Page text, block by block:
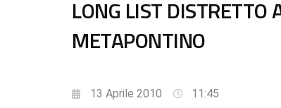
LONG LIST DISTRETTO
METAPONTINO
13 Aprile 2010 11:45